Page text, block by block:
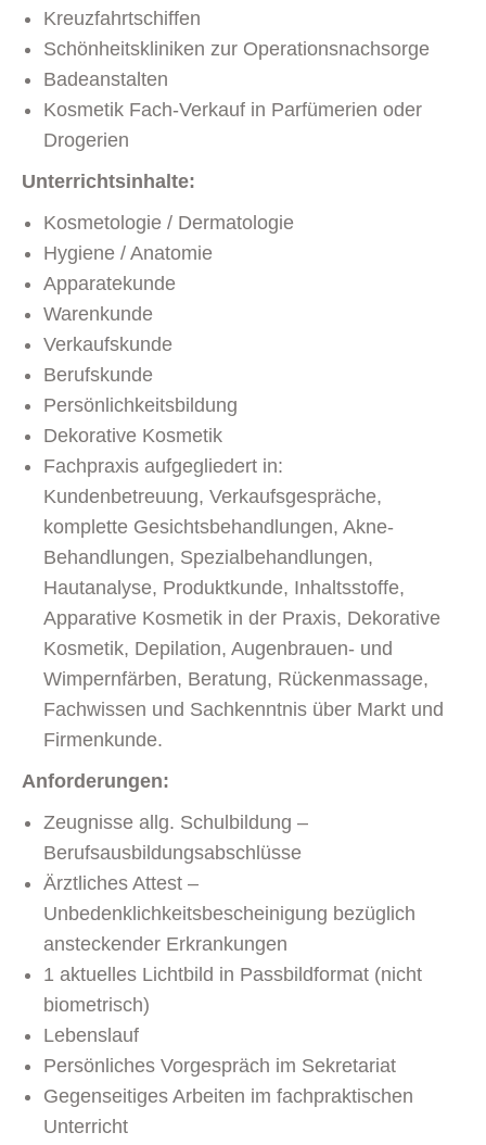
Kreuzfahrtschiffen
Schönheitskliniken zur Operationsnachsorge
Badeanstalten
Kosmetik Fach-Verkauf in Parfümerien oder
Drogerien
Unterrichtsinhalte:
Kosmetologie / Dermatologie
Hygiene / Anatomie
Apparatekunde
Warenkunde
Verkaufskunde
Berufskunde
Persönlichkeitsbildung
Dekorative Kosmetik
Fachpraxis aufgegliedert in:
Kundenbetreuung, Verkaufsgespräche,
komplette Gesichtsbehandlungen, Akne-
Behandlungen, Spezialbehandlungen,
Hautanalyse, Produktkunde, Inhaltsstoffe,
Apparative Kosmetik in der Praxis, Dekorative
Kosmetik, Depilation, Augenbrauen- und
Wimpernfärben, Beratung, Rückenmassage,
Fachwissen und Sachkenntnis über Markt und
Firmenkunde.
Anforderungen:
Zeugnisse allg. Schulbildung –
Berufsausbildungsabschlüsse
Ärztliches Attest –
Unbedenklichkeitsbescheinigung bezüglich
ansteckender Erkrankungen
1 aktuelles Lichtbild in Passbildformat (nicht
biometrisch)
Lebenslauf
Persönliches Vorgespräch im Sekretariat
Gegenseitiges Arbeiten im fachpraktischen
Unterricht